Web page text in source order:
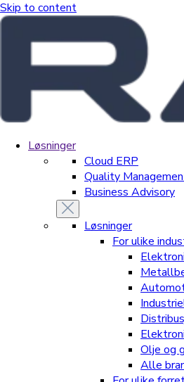
Skip to content
Løsninger
Cloud ERP
Quality
Business Advisory
Løsninger
For ulike
Olje og
Alle